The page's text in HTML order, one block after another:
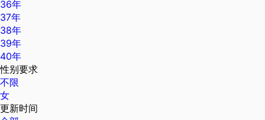
36年
37年
38年
39年
40年
性别要求
不限
女
更新时间